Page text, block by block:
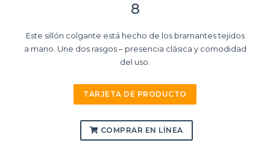
8
Este sillón colgante está hecho de los bramantes tejidos
a mano. Une dos rasgos – presencia clásica y comodidad
del uso.
TARJETA DE PRODUCTO
COMPRAR EN LÍNEA